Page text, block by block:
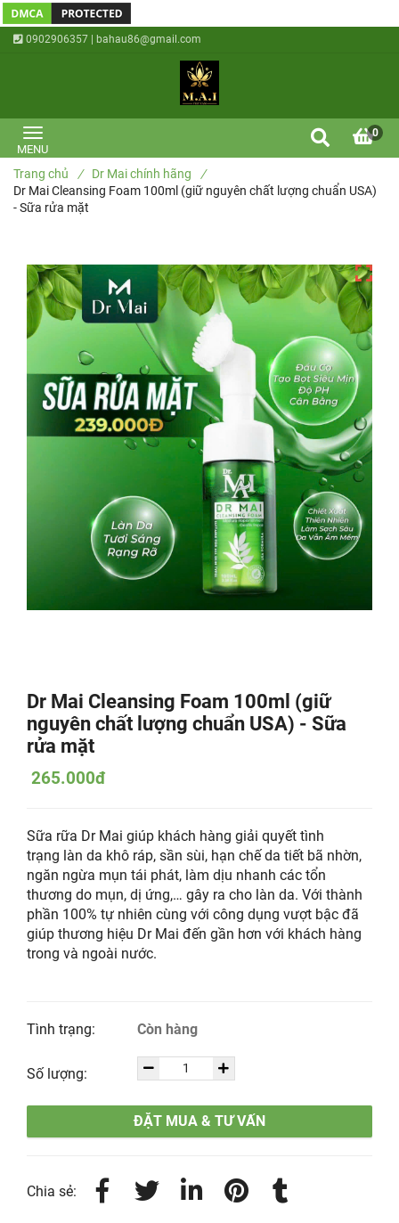
Dr Mai Cleansing Foam 100ml (giữ
nguyên chất lượng chuẩn USA) - Sữa
rửa mặt
265.000đ
Sữa rữa Dr Mai giúp khách hàng giải quyết tình
trạng làn da khô ráp, sần sùi, hạn chế da tiết bã nhờn,
ngăn ngừa mụn tái phát, làm dịu nhanh các tổn
thương do mụn, dị ứng,… gây ra cho làn da. Với thành
phần 100% tự nhiên cùng với công dụng vượt bậc đã
giúp thương hiệu Dr Mai đến gần hơn với khách hàng
trong và ngoài nước.
Tình trạng: Còn hàng
Số lượng:
ĐẶT MUA & TƯ VẤN
Chia sẻ:
Trang chủ / Dr Mai chính hãng
/
Dr Mai Cleansing Foam 100ml (giữ nguyên chất lượng chuẩn USA)
- Sữa rửa mặt
0902906357 | bahau86@gmail.com
0